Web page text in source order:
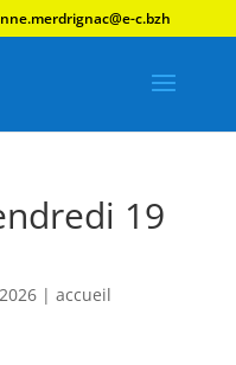
c.bzh
19
| accueil